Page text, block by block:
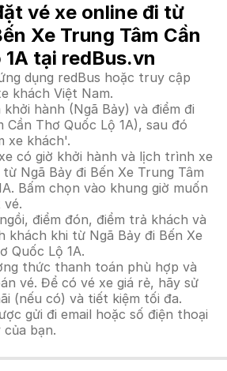
vé xe online đi từ
Xe Trung Tâm Cần
1A tại redBus.vn
dụng redBus hoặc truy cập
khách Việt Nam.
hành (Ngã Bảy) và điểm đi
Cần Thơ Quốc Lộ 1A), sau đó
xe khách'.
có giờ khởi hành và lịch trình xe
Ngã Bảy đi Bến Xe Trung Tâm
Bấm chọn vào khung giờ muốn
vé.
điểm đón, điểm trả khách và
khách khi từ Ngã Bảy đi Bến Xe
Quốc Lộ 1A.
thức thanh toán phù hợp và
vé. Để có vé xe giá rẻ, hãy sử
(nếu có) và tiết kiệm tối đa.
gửi đi email hoặc số điện thoại
bạn.